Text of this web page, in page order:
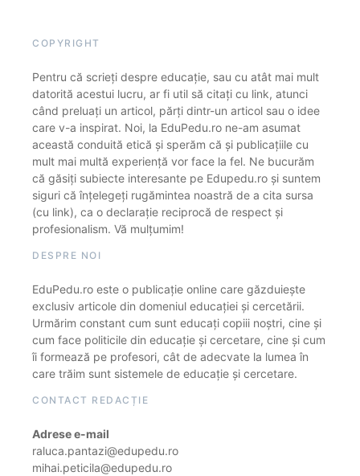
COPYRIGHT
Pentru că scrieți despre educație, sau cu atât mai mult
datorită acestui lucru, ar fi util să citați cu link, atunci
când preluați un articol, părți dintr-un articol sau o idee
care v-a inspirat. Noi, la EduPedu.ro ne-am asumat
această conduită etică și sperăm că și publicațiile cu
mult mai multă experiență vor face la fel. Ne bucurăm
că găsiți subiecte interesante pe Edupedu.ro și suntem
siguri că înțelegeți rugămintea noastră de a cita sursa
(cu link), ca o declarație reciprocă de respect și
profesionalism. Vă mulțumim!
DESPRE NOI
EduPedu.ro este o publicație online care găzduiește
exclusiv articole din domeniul educației și cercetării.
Urmărim constant cum sunt educați copiii noștri, cine și
cum face politicile din educație și cercetare, cine și cum
îi formează pe profesori, cât de adecvate la lumea în
care trăim sunt sistemele de educație și cercetare.
CONTACT REDACȚIE
Adrese e-mail
raluca.pantazi@edupedu.ro
mihai.peticila@edupedu.ro